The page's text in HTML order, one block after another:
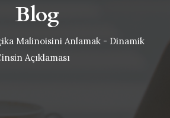
Blog
Malinoisini Anlamak - Dinamik
Açıklaması